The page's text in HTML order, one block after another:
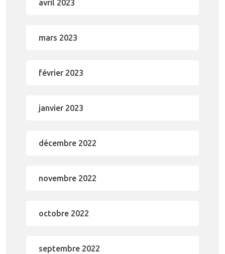
avril 2023
mars 2023
février 2023
janvier 2023
décembre 2022
novembre 2022
octobre 2022
septembre 2022